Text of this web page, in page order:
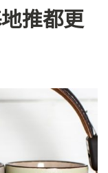
推都更